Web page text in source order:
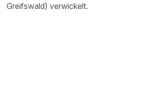
Greifswald) verwickelt.